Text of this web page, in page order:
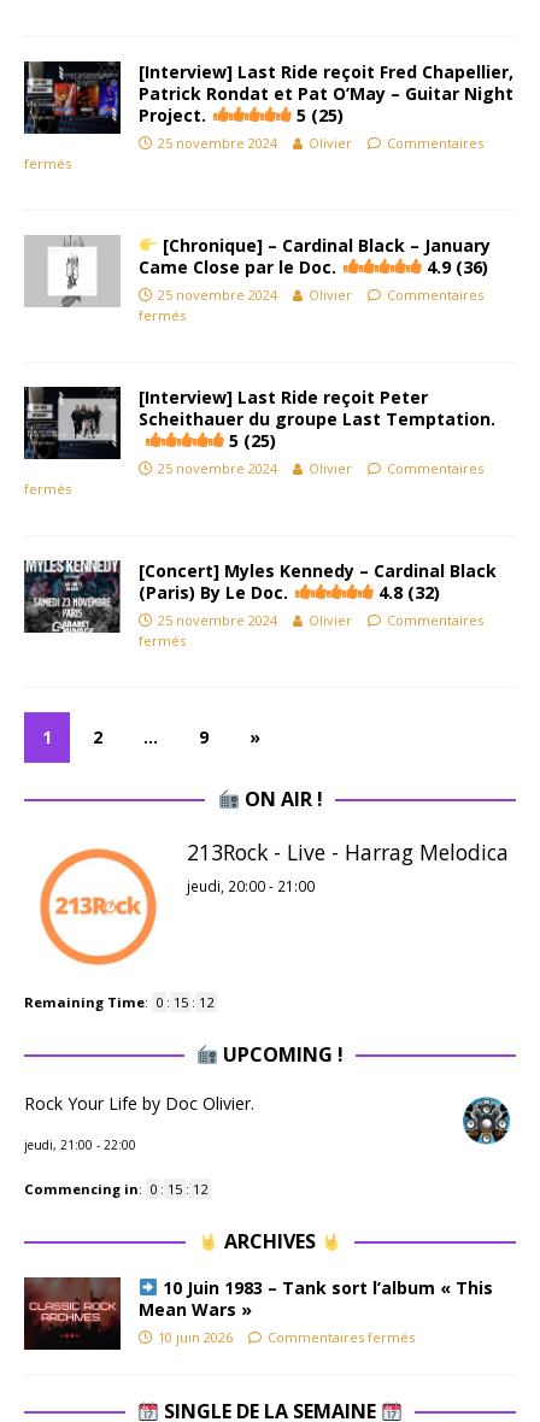
[Interview] Last Ride reçoit Fred Chapellier,
Patrick Rondat et Pat O’May – Guitar Night
Project.
5 (25)
25 novembre 2024 Olivier
Commentaires
fermés
[Chronique] – Cardinal Black – January
Came Close par le Doc.
4.9 (36)
25 novembre 2024 Olivier
Commentaires
fermés
[Interview] Last Ride reçoit Peter
Scheithauer du groupe Last Temptation.
5 (25)
25 novembre 2024 Olivier
Commentaires
fermés
[Concert] Myles Kennedy – Cardinal Black
(Paris) By Le Doc.
4.8 (32)
25 novembre 2024 Olivier
Commentaires
fermés
1 2 … 9 »
ON AIR !
213Rock - Live - Harrag Melodica
jeudi, 20:00- 21:00
Remaining Time: 0 : 15 : 11
UPCOMING !
Rock Your Life by Doc Olivier.
jeudi, 21:00 - 22:00
Commencing in: 0 : 15 : 11
ARCHIVES
10 Juin 1983 – Tank sort l’album « This
Mean Wars »
10 juin 2026 Commentaires fermés
SINGLE DE LA SEMAINE